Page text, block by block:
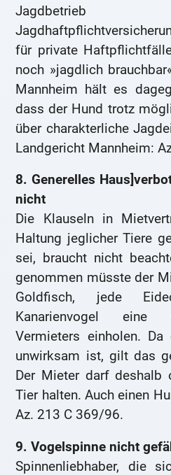
Jagdbetrieb
für private
noch »jagdlich
Mannheim hält es
dass der Hund trotz
über charakterliche
Landgericht Mannheim:
8. Generelles
nicht
Die Klauseln in
Haltung jeglicher Tiere
sei, braucht nicht
genommen müsste der
Goldfisch, jede
Kanarienvogel eine
Vermieters einholen.
unwirksam ist, gilt das
Der Mieter darf deshalb
Tier halten. Auch einen
Az. 213 C 369/96.
9. Vogelspinne nicht
Spinnenliebhaber, die